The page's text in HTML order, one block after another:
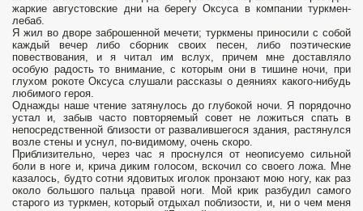
жаркие августовские дни на берегу Оксуса в компании туркмен-
лебаб.
Я жил во дворе заброшенной мечети; туркмены приносили с собой
каждый вечер либо сборник своих песен, либо поэтические
повествования, и я читал им вслух, причем мне доставляло
особую радость то внимание, с которым они в тишине ночи, при
глухом рокоте Оксуса слушали рассказы о деяниях какого-нибудь
любимого героя.
Однажды наше чтение затянулось до глубокой ночи. Я порядочно
устал и, забыв часто повторяемый совет не ложиться спать в
непосредственной близости от развалившегося здания, растянулся
возле стены и уснул, по-видимому, очень скоро.
Приблизительно, через час я проснулся от неописуемо сильной
боли в ноге и, крича диким голосом, вскочил со своего ложа. Мне
казалось, будто сотни ядовитых иголок пронзают мою ногу, как раз
около большого пальца правой ноги. Мой крик разбудил самого
старого из туркмен, который отдыхал поблизости, и, ни о чем меня